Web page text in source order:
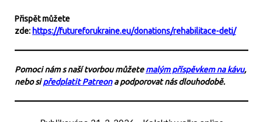
Přispět můžete
zde: https://futureforukraine.eu/donations/rehabilitace-deti/
Pomoci nám s naší tvorbou můžetemalým příspěvkem na kávu,
nebo sipředplatit Patreona podporovat nás dlouhodobě.